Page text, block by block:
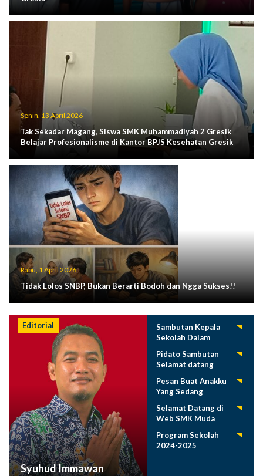
Senin, 13 April 2026
Tak Sekadar Magang, Siswa SMK Muhammadiyah 2 Gresik
Belajar Profesionalisme di Kantor BPJS Kesehatan Gresik
Rabu, 1 April 2026
Tidak Lolos SNBP, Bukan Berarti Bodoh dan Ngga Sukses!!
Editorial
Syuhud Immawan
Sambutan Kepala
Sekolah Dalam
Pelepasan Siswa
Tahun 2025
Pidato Sambutan
Selamat datang
Muda 2025-2026
Pesan Buat Anakku
Yang Sedang
Selamat Datang di
Web SMK Muda
Program Sekolah
2024-2025